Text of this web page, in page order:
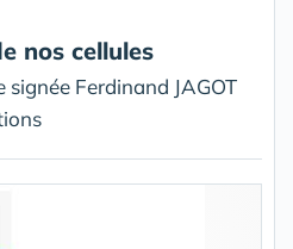
nos cellules
signée Ferdinand JAGOT